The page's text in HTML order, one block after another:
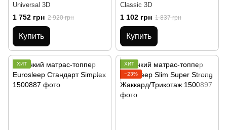
Universal 3D
1 752 грн 2 920 грн
Купить
Classic 3D
1 102 грн 1 837 грн
Купить
ХИТ
ХИТ
−23%